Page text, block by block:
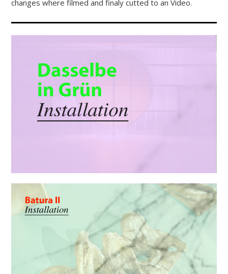
changes where filmed and finaly cutted to an Video.